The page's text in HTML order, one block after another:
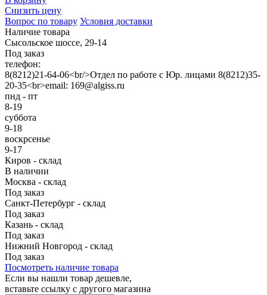
Снизить цену
Вопрос по товару Условия доставки
Наличие товара
Сысольское шоссе, 29-14
Под заказ
телефон:
8(8212)21-64-06<br/>Отдел по работе с Юр. лицами 8(8212)35-
20-35<br>email: 169@algiss.ru
пнд - пт
8-19
суббота
9-18
воскрсенье
9-17
Киров - склад
В наличии
Москва - склад
Под заказ
Санкт-Петербург - склад
Под заказ
Казань - склад
Под заказ
Нижний Новгород - склад
Под заказ
Посмотреть наличие товара
Если вы нашли товар дешевле,
вставьте ссылку с другого магазина